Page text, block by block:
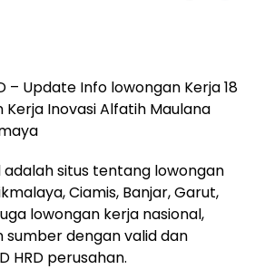
– Update Info lowongan Kerja 18
Kerja Inovasi Alfatih Maulana
situs tentang lowongan
Ciamis, Banjar, Garut,
lowongan kerja nasional,
dengan valid dan
HRD perusahan.